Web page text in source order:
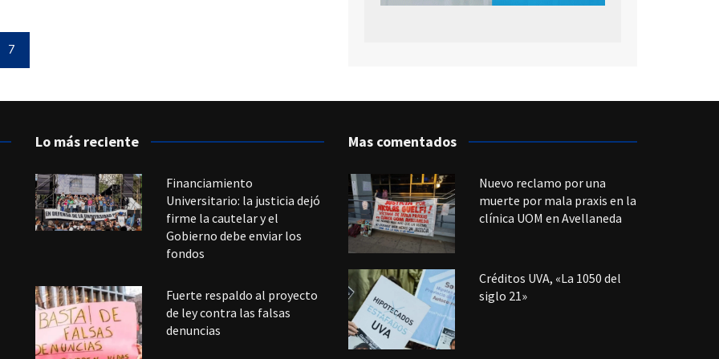
7
Lo más reciente
Financiamiento
Universitario: la justicia dejó
firme la cautelar y el
Gobierno debe enviar los
fondos
Fuerte respaldo al proyecto
de ley contra las falsas
denuncias
Mas comentados
Nuevo reclamo por una
muerte por mala praxis en la
clínica UOM en Avellaneda
Créditos UVA, «La 1050 del
siglo 21»